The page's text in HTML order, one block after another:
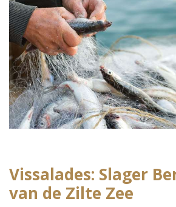
Vissalades: Slager
van de Zilte Zee